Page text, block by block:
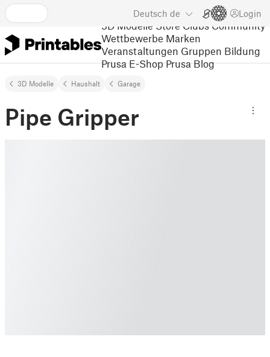
Deutsch de Login
3D Modelle Store Clubs Community
Wettbewerbe Marken
Veranstaltungen Gruppen Bildung
Prusa E-Shop Prusa Blog
3D Modelle Haushalt Garage
Pipe Gripper